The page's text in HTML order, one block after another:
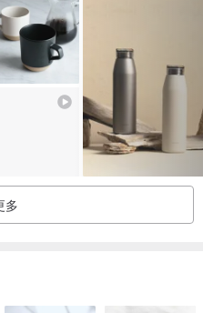
的小公園，與春日的暖陽來場身
魂的書，一些輕食小點，最重要
。
品: WEMUG On-the-Go
簡單易用，方形底座增加穩定
。
多